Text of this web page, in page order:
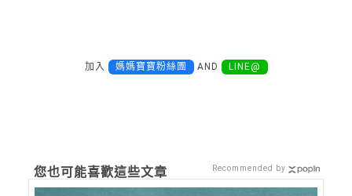
加入 媽媽寶寶粉絲團 AND LINE@
您也可能喜歡這些文章 Recommended by